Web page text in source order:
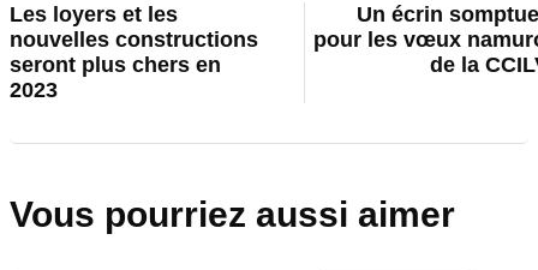
Les loyers et les
nouvelles constructions
seront plus chers en
2023
Un écrin
pour les vœux
de la
Vous pourriez aussi aimer